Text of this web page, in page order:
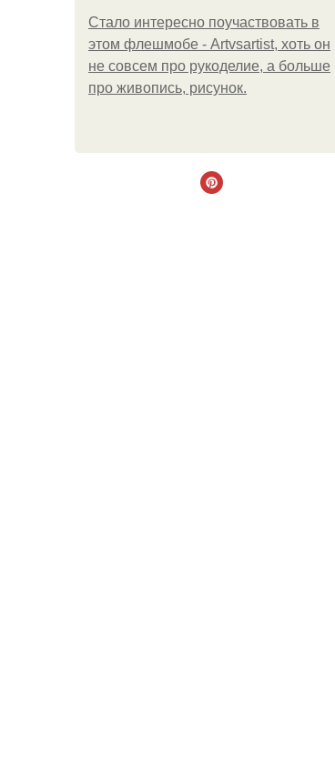
Стало интересно поучаствовать в
этом флешмобе - Artvsartist, хоть он
не совсем про рукоделие, а больше
про живопись, рисунок.